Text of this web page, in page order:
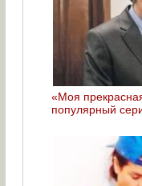
«Моя
популярный